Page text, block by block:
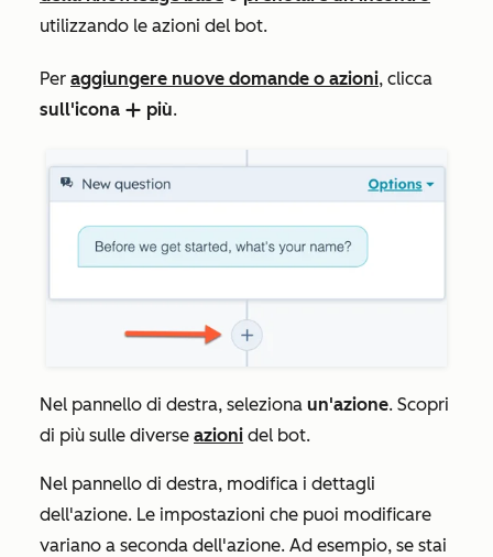
utilizzando le azioni del bot.
Per aggiungere nuove domande o azioni, clicca
sull'icona add più.
Nel pannello di destra, seleziona un'azione. Scopri
di più sulle diverse azioni del bot.
Nel pannello di destra, modifica i dettagli
dell'azione. Le impostazioni che puoi modificare
variano a seconda dell'azione. Ad esempio, se stai